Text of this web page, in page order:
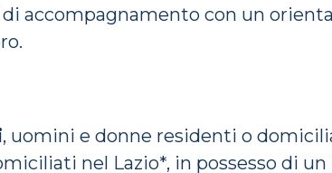
accompagnamento con un
, uomini e donne residenti o
nel Lazio*, in possesso di